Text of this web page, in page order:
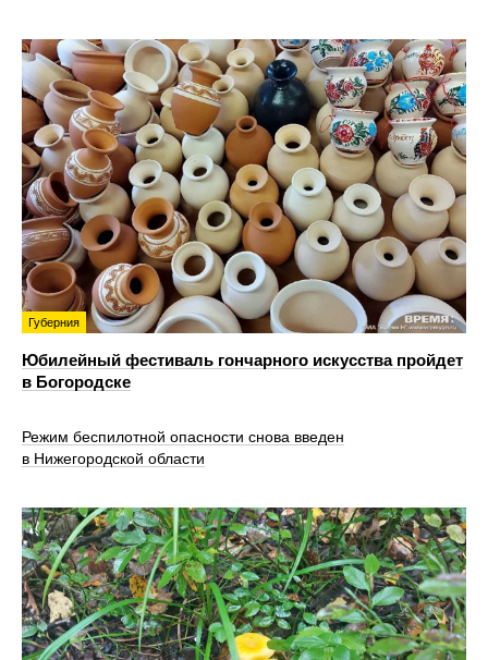
Губерния
Юбилейный фестиваль гончарного искусства пройдет
в Богородске
Режим беспилотной опасности снова введен
в Нижегородской области